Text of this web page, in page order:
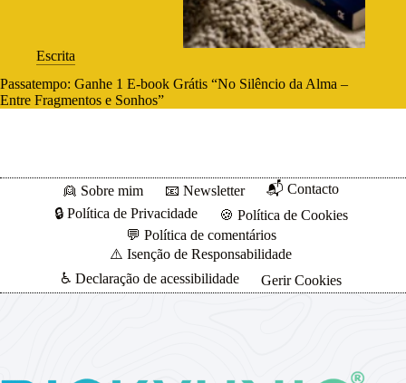
Escrita
Passatempo: Ganhe 1 E-book Grátis “No Silêncio da Alma –
Entre Fragmentos e Sonhos”
👱 Sobre mim 📧 Newsletter
📬 Contacto
🔒 Política de Privacidade
🍪 Política de Cookies
💬 Política de comentários
⚠️ Isenção de Responsabilidade
♿ Declaração de acessibilidade
Gerir Cookies